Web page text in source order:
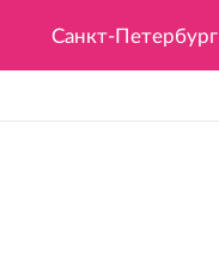
Санкт-Петербург